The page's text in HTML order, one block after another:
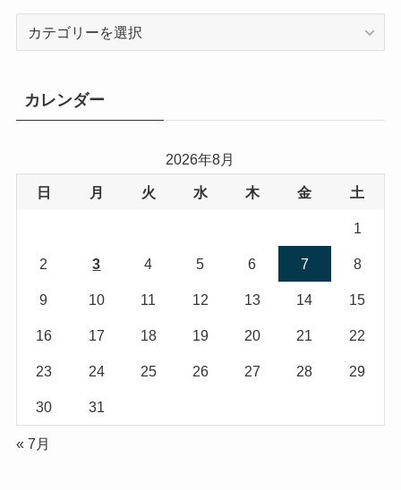
ー
カレンダー
2026年8月
日 月 火 水 木 金 土
1
2 3 4 5 6 7 8
9 10 11 12 13 14 15
16 17 18 19 20 21 22
23 24 25 26 27 28 29
30 31
« 7月